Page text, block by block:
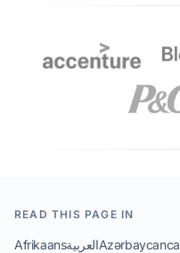
READ THIS PAGE IN
AfrikaansالعربيةAzərbaycanca